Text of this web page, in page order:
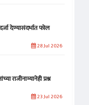
देण्यासंदर्भात फोल
28 Jul 2026
राजीनाम्यानेही प्रश्न
23 Jul 2026